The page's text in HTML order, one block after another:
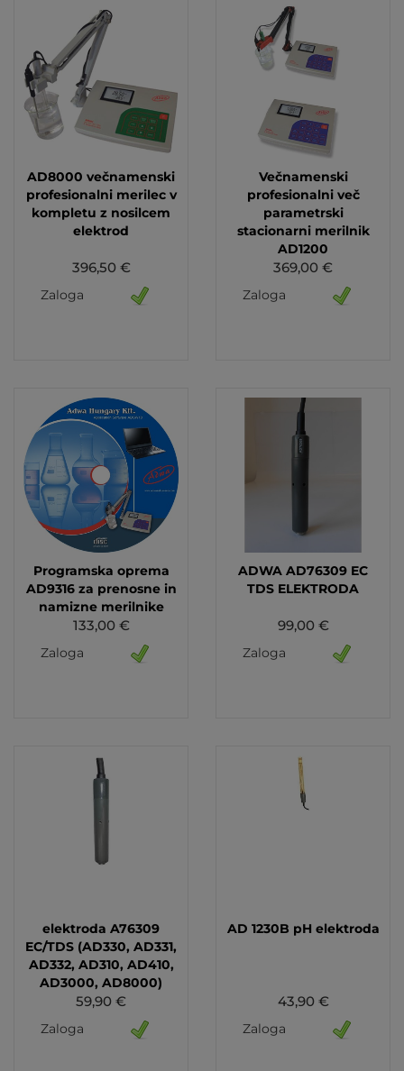
AD8000 večnamenski
profesionalni merilec v
kompletu z nosilcem
elektrod
396,50 €
Zaloga
Večnamenski
profesionalni več
parametrski
stacionarni merilnik
AD1200
369,00 €
Zaloga
Programska oprema
AD9316 za prenosne in
namizne merilnike
133,00 €
Zaloga
ADWA AD76309 EC
TDS ELEKTRODA
99,00 €
Zaloga
elektroda A76309
EC/TDS (AD330, AD331,
AD332, AD310, AD410,
AD3000, AD8000)
59,90 €
Zaloga
AD 1230B pH elektroda
43,90 €
Zaloga